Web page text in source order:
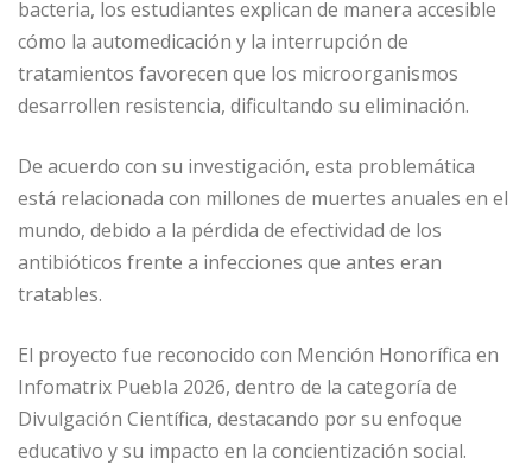
bacteria, los estudiantes explican de manera accesible
cómo la automedicación y la interrupción de
tratamientos favorecen que los microorganismos
desarrollen resistencia, dificultando su eliminación.
De acuerdo con su investigación, esta problemática
está relacionada con millones de muertes anuales en el
mundo, debido a la pérdida de efectividad de los
antibióticos frente a infecciones que antes eran
tratables.
El proyecto fue reconocido con Mención Honorífica en
Infomatrix Puebla 2026, dentro de la categoría de
Divulgación Científica, destacando por su enfoque
educativo y su impacto en la concientización social.